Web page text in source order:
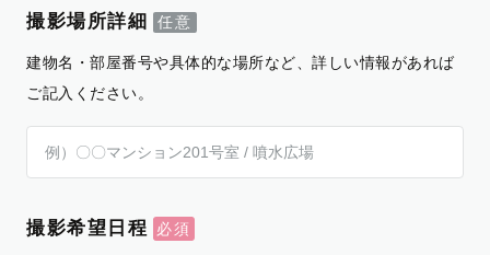
撮影場所詳細
建物名・部屋番号や具体的な場所など、詳しい情報があれば
ご記入ください。
撮影希望日程